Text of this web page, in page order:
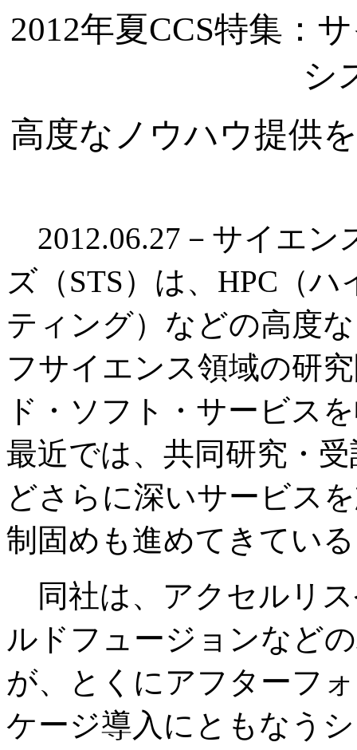
2012年夏CCS特集：
シ
高度なノウハウ提供
2012.06.27－サイエン
ズ（STS）は、HPC（
ティング）などの高度
フサイエンス領域の研
ド・ソフト・サービス
最近では、共同研究・
どさらに深いサービス
制固めも進めてきてい
同社は、アクセルリ
ルドフュージョンなど
が、とくにアフターフ
ケージ導入にともなう